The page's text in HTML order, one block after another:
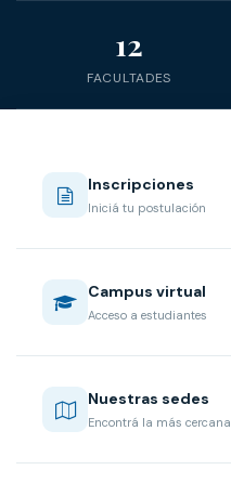
12
FACULTADES
Inscripciones
Iniciá tu postulación
Campus virtual
Acceso a estudiantes
Nuestras sedes
Encontrá la más cercana